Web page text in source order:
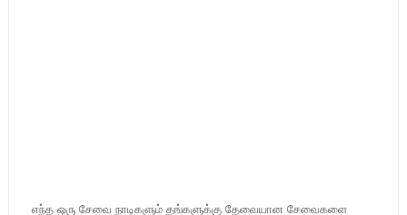
எந்த ஒரு சேவை நாடிகளும் தங்களுக்கு தேவையான சேவைகளை